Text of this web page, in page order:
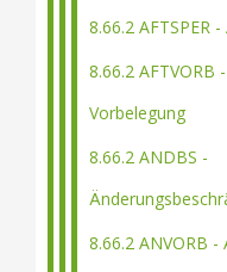
8.66.2 AFTSPER
8.66.2 AFTVORB
Vorbelegung
8.66.2 ANDBS -
8.66.2 ANVORB -